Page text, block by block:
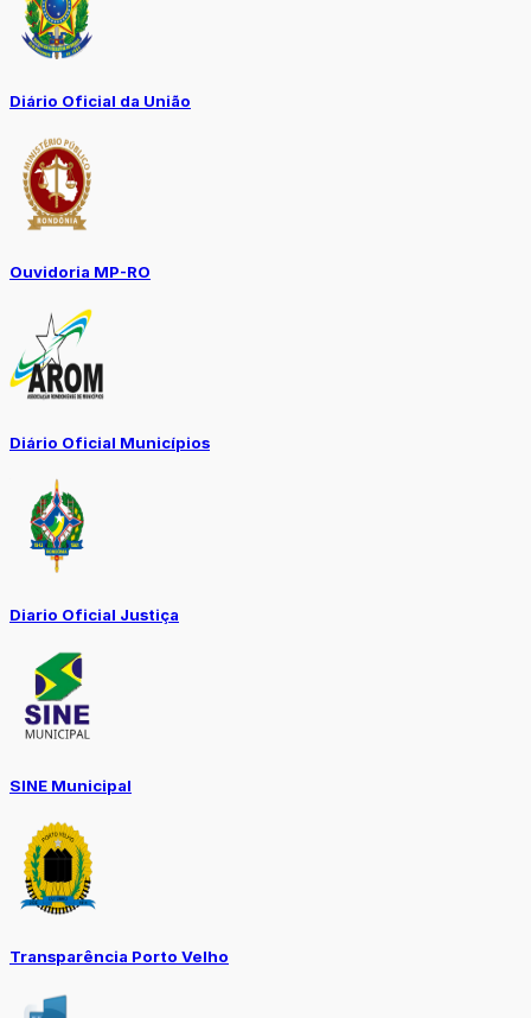
Diário Oficial da União
Ouvidoria MP-RO
Diário Oficial Municípios
Diario Oficial Justiça
SINE Municipal
Transparência Porto Velho